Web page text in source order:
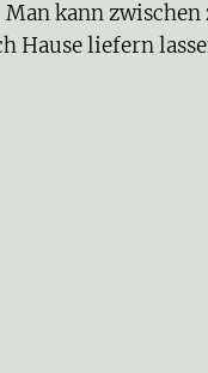
kann zwischen
Hause liefern